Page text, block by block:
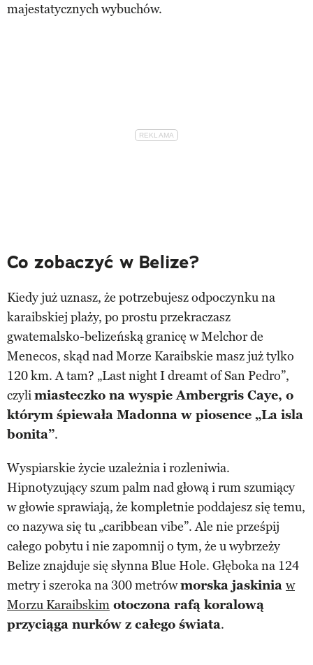
majestatycznych wybuchów.
Co zobaczyć w Belize?
Kiedy już uznasz, że potrzebujesz odpoczynku na
karaibskiej plaży, po prostu przekraczasz
gwatemalsko-belizeńską granicę w Melchor de
Menecos, skąd nad Morze Karaibskie masz już tylko
120 km. A tam? „Last night I dreamt of San Pedro”,
czylimiasteczko na wyspie Ambergris Caye, o
którym śpiewała Madonna w piosence „La isla
bonita”.
Wyspiarskie życie uzależnia i rozleniwia.
Hipnotyzujący szum palm nad głową i rum szumiący
w głowie sprawiają, że kompletnie poddajesz się temu,
co nazywa się tu „caribbean vibe”. Ale nie prześpij
całego pobytu i nie zapomnij o tym, że u wybrzeży
Belize znajduje się słynna Blue Hole. Głęboka na 124
metry i szeroka na 300 metrówmorska jaskinia w
Morzu Karaibskim otoczona rafą koralową
przyciąga nurków z całego świata.